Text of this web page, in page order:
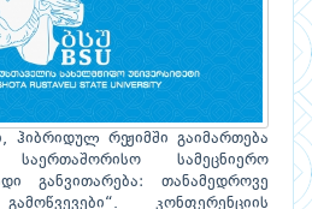
ჰიბრიდულ რეჟიმში გაიმართება
საერთაშორისო სამეცნიერო
განვითარება: თანამედროვე
კონფერენციის